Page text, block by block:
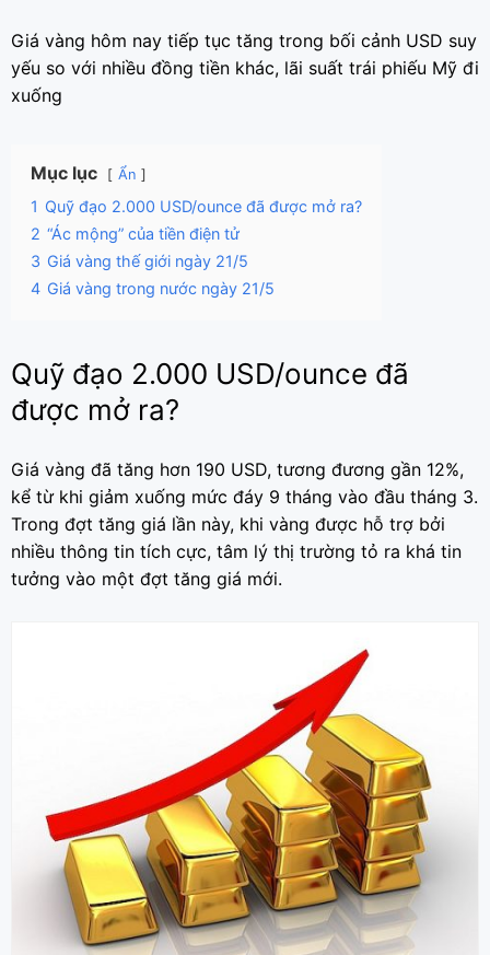
Giá vàng hôm nay tiếp tục tăng trong bối cảnh USD suy
yếu so với nhiều đồng tiền khác, lãi suất trái phiếu Mỹ đi
xuống
Mục lục Ẩn
1 Quỹ đạo 2.000 USD/ounce đã được mở ra?
2 “Ác mộng” của tiền điện tử
3 Giá vàng thế giới ngày 21/5
4 Giá vàng trong nước ngày 21/5
Quỹ đạo 2.000 USD/ounce đã
được mở ra?
Giá vàng đã tăng hơn 190 USD, tương đương gần 12%,
kể từ khi giảm xuống mức đáy 9 tháng vào đầu tháng 3.
Trong đợt tăng giá lần này, khi vàng được hỗ trợ bởi
nhiều thông tin tích cực, tâm lý thị trường tỏ ra khá tin
tưởng vào một đợt tăng giá mới.